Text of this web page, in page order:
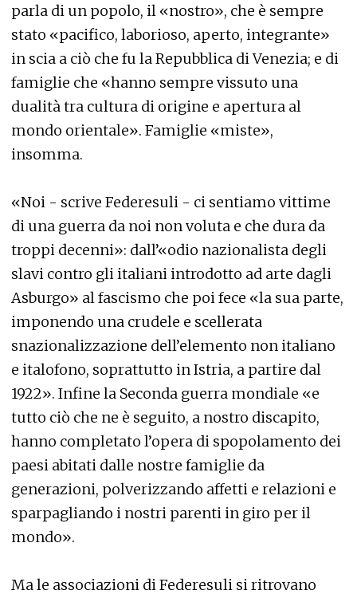
parla di un popolo, il «nostro», che è sempre
stato «pacifico, laborioso, aperto, integrante»
in scia a ciò che fu la Repubblica di Venezia; e di
famiglie che «hanno sempre vissuto una
dualità tra cultura di origine e apertura al
mondo orientale». Famiglie «miste»,
insomma.
«Noi - scrive Federesuli - ci sentiamo vittime
di una guerra da noi non voluta e che dura da
troppi decenni»: dall’«odio nazionalista degli
slavi contro gli italiani introdotto ad arte dagli
Asburgo» al fascismo che poi fece «la sua parte,
imponendo una crudele e scellerata
snazionalizzazione dell’elemento non italiano
e italofono, soprattutto in Istria, a partire dal
1922». Infine la Seconda guerra mondiale «e
tutto ciò che ne è seguito, a nostro discapito,
hanno completato l’opera di spopolamento dei
paesi abitati dalle nostre famiglie da
generazioni, polverizzando affetti e relazioni e
sparpagliando i nostri parenti in giro per il
mondo».
Ma le associazioni di Federesuli si ritrovano